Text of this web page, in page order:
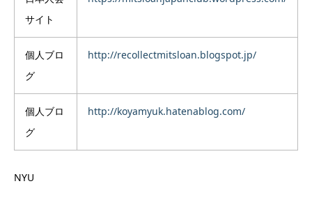
サイト
個人ブロ
グ
http://recollectmitsloan.blogspot.jp/
個人ブロ
グ
http://koyamyuk.hatenablog.com/
NYU